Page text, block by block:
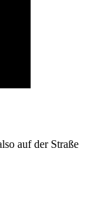
auf der Straße